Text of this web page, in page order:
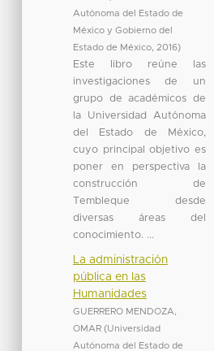
Autónoma del Estado de
México y Gobierno del
Estado de México, 2016)
Este libro reúne las
investigaciones de un
grupo de académicos de
la Universidad Autónoma
del Estado de México,
cuyo principal objetivo es
poner en perspectiva la
construcción de
Tembleque desde
diversas áreas del
conocimiento. ...
La administración
pública en las
Humanidades
GUERRERO MENDOZA,
OMAR (Universidad
Autónoma del Estado de